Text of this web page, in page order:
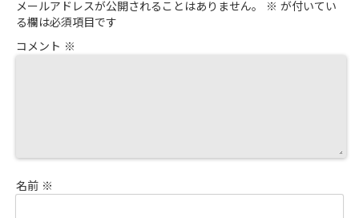
メールアドレスが公開されることはありません。 ※ が付いてい
る欄は必須項目です
コメント ※
名前 ※